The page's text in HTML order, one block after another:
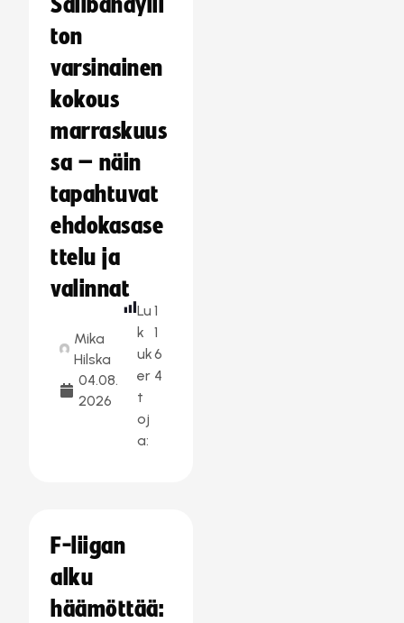
Salibandylii
ton
varsinainen
kokous
marraskuus
sa – näin
tapahtuvat
ehdokasase
ttelu ja
valinnat
Mika
Hilska
04.08.
2026
Lu
k
uk
er
t
oj
a:
1
1
6
4
F-liigan
alku
häämöttää: